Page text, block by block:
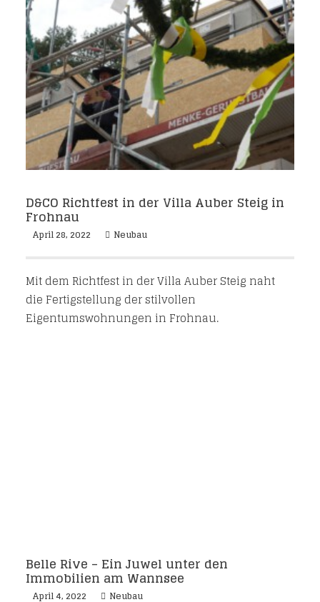
D&CO Richtfest in der Villa Auber Steig in
Frohnau
April 28, 2022 Neubau
Mit dem Richtfest in der Villa Auber Steig naht
die Fertigstellung der stilvollen
Eigentumswohnungen in Frohnau.
Belle Rive – Ein Juwel unter den
Immobilien am Wannsee
April 4, 2022 Neubau